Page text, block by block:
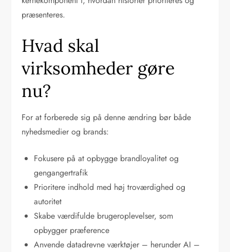
præsenteres.
Hvad skal
virksomheder gøre
nu?
For at forberede sig på denne ændring bør både
nyhedsmedier og brands:
Fokusere på at opbygge brandloyalitet og
gengangertrafik
Prioritere indhold med høj troværdighed og
autoritet
Skabe værdifulde brugeroplevelser, som
opbygger præference
Anvende datadrevne værktøjer – herunder AI –